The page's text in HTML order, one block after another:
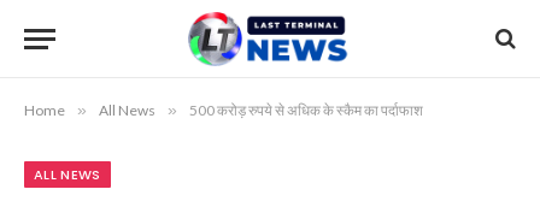
Home » All News » 500 करोड़ रुपये से अधिक के स्कैम का पर्दाफाश
ALL NEWS